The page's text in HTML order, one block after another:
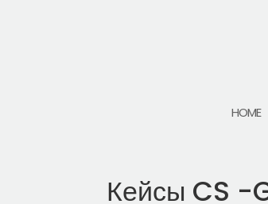
HOME
Кейсы CS -